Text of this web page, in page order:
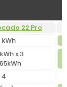
22 Pro
kWh
x 3
4